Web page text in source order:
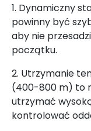
1. Dynamiczny
powinny być
aby nie
początku.
2. Utrzymanie
(400-800 m) to
utrzymać
kontrolować